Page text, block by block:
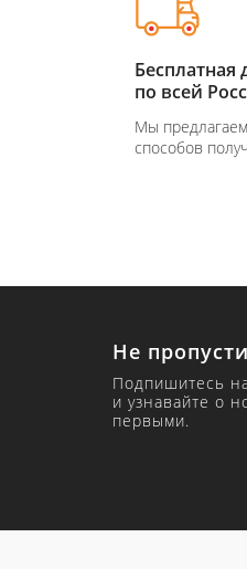
Бесплатная
по всей
Мы
способов
Не
Подпишитесь
и узнавайте о
первыми.